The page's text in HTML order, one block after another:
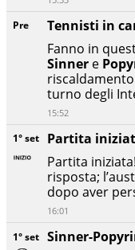
1° set Sinner-
1° set
Partita
Partita
risposta;
dopo aver
16:01
Pre
Tennisti in
Fanno in
Sinner e
turno degli
15:52